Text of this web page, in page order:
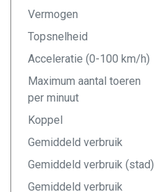
Vermogen
Topsnelheid
Acceleratie (0-100 km/h)
Maximum aantal toeren
per minuut
Koppel
Gemiddeld verbruik
Gemiddeld verbruik (stad)
Gemiddeld verbruik